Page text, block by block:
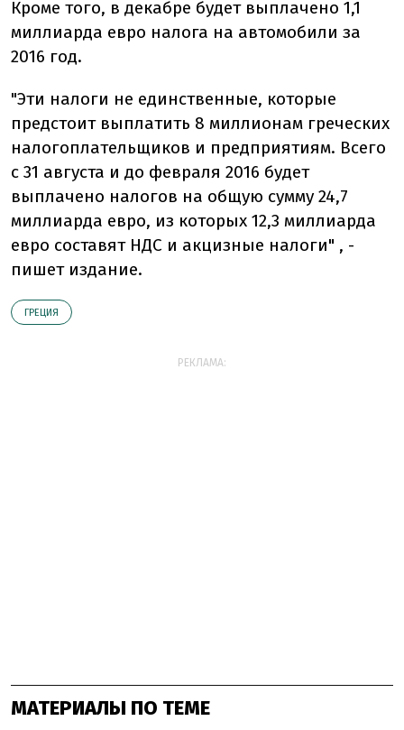
Кроме того, в декабре будет выплачено 1,1
миллиарда евро налога на автомобили за
2016 год.
"Эти налоги не единственные, которые
предстоит выплатить 8 миллионам греческих
налогоплательщиков и предприятиям. Всего
с 31 августа и до февраля 2016 будет
выплачено налогов на общую сумму 24,7
миллиарда евро, из которых 12,3 миллиарда
евро составят НДС и акцизные налоги" , -
пишет издание.
ГРЕЦИЯ
РЕКЛАМА:
МАТЕРИАЛЫ ПО ТЕМЕ